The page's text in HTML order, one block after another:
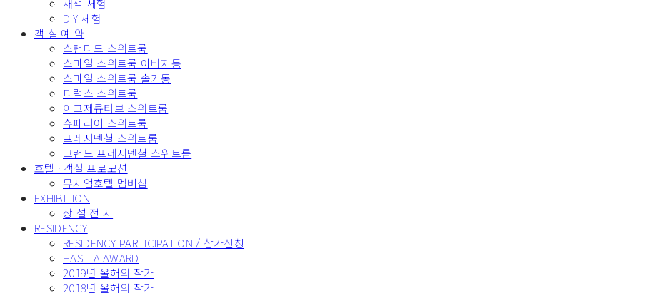
채색 체험
DIY 체험
객 실 예 약
스탠다드 스위트룸
스마일 스위트룸 아비지동
스마일 스위트룸 솔거동
디럭스 스위트룸
이그제큐티브 스위트룸
슈페리어 스위트룸
프레지덴셜 스위트룸
그랜드 프레지덴셜 스위트룸
호텔 · 객실 프로모션
뮤지엄호텔 멤버십
EXHIBITION
상 설 전 시
RESIDENCY
RESIDENCY PARTICIPATION / 참가신청
HASLLA AWARD
2019년 올해의 작가
2018년 올해의 작가